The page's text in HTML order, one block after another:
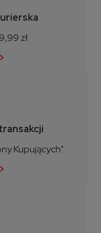
zł
Kupujących"